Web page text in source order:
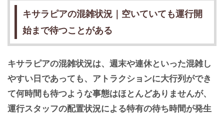
キサラピアの混雑状況｜空いていても運行開
始まで待つことがある
キサラピアの混雑状況は、週末や連休といった混雑し
やすい日であっても、アトラクションに大行列ができ
て何時間も待つような事態はほとんどありませんが、
運行スタッフの配置状況による特有の待ち時間が発生